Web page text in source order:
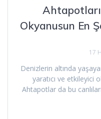
Okyanusun En
17
Denizlerin altında
yaratıcı ve etkileyici
Ahtapotlar da bu